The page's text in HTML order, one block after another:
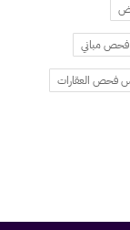
فحص مباني
فحص العقارات